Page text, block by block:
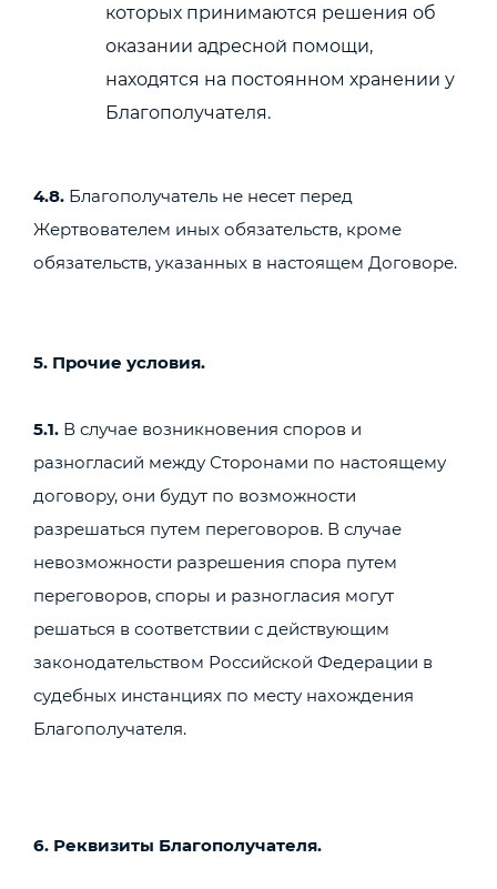
которых принимаются решения об
оказании адресной помощи,
находятся на постоянном хранении у
Благополучателя.
4.8. Благополучатель не несет перед
Жертвователем иных обязательств, кроме
обязательств, указанных в настоящем Договоре.
5. Прочие условия.
5.1. В случае возникновения споров и
разногласий между Сторонами по настоящему
договору, они будут по возможности
разрешаться путем переговоров. В случае
невозможности разрешения спора путем
переговоров, споры и разногласия могут
решаться в соответствии с действующим
законодательством Российской Федерации в
судебных инстанциях по месту нахождения
Благополучателя.
6. Реквизиты Благополучателя.